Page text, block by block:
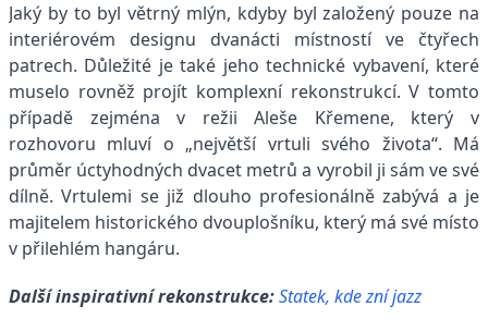
Jaký by to byl větrný mlýn, kdyby byl založený pouze na
interiérovém designu dvanácti místností ve čtyřech
patrech. Důležité je také jeho technické vybavení, které
muselo rovněž projít komplexní rekonstrukcí. V tomto
případě zejména v režii Aleše Křemene, který v
rozhovoru mluví o „největší vrtuli svého života“. Má
průměr úctyhodných dvacet metrů a vyrobil ji sám ve své
dílně. Vrtulemi se již dlouho profesionálně zabývá a je
majitelem historického dvouplošníku, který má své místo
v přilehlém hangáru.
Další inspirativní rekonstrukce:Statek, kde zní jazz